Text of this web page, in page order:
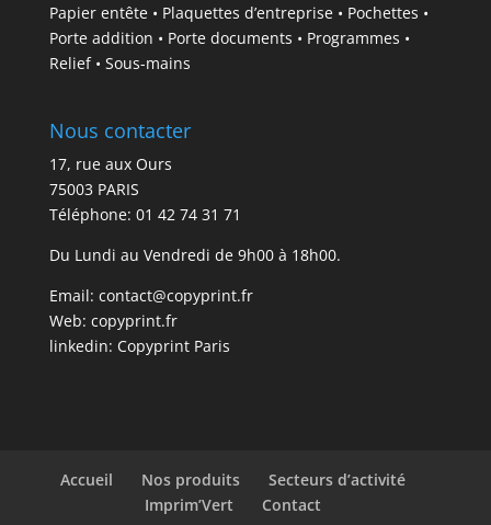
Papier entête • Plaquettes d’entreprise • Pochettes •
Porte addition • Porte documents • Programmes •
Relief • Sous-mains
Nous contacter
17, rue aux Ours
75003 PARIS
Téléphone: 01 42 74 31 71
Du Lundi au Vendredi de 9h00 à 18h00.
Email: contact@copyprint.fr
Web: copyprint.fr
linkedin: Copyprint Paris
Accueil Nos produits
Secteurs d’activité
Imprim’Vert
Contact